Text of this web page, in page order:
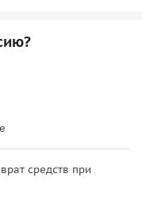
средств при